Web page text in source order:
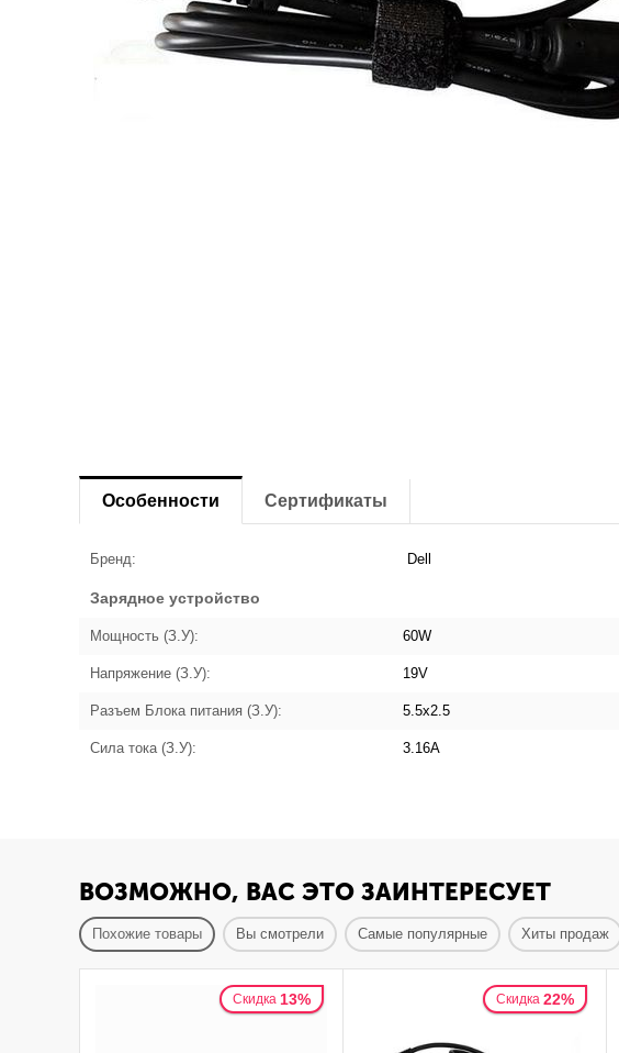
Особенности Сертификаты
Бренд: Dell
Зарядное устройство
Мощность (З.У): 60W
Напряжение (З.У): 19V
Разъем Блока питания (З.У): 5.5x2.5
Сила тока (З.У): 3.16A
ВОЗМОЖНО, ВАС ЭТО ЗАИНТЕРЕСУЕТ
Похожие товары Вы смотрели Самые популярные Хиты продаж
Скидка 13% Скидка 22%